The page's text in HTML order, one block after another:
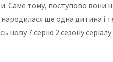
Саме тому, поступово вони
ще одна дитина і
нову 7 серію 2 сезону